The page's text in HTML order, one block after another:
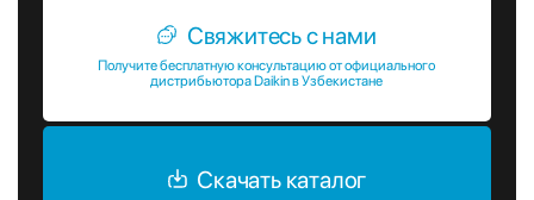
Свяжитесь с нами
Получите бесплатную консультацию от официального
дистрибьютора Daikin в Узбекистане
Скачать каталог